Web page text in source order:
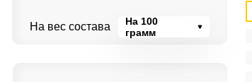
На вес состава
На 100
грамм